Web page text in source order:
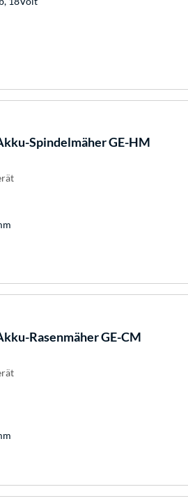
Spindelmäher GE-HM
Rasenmäher GE-CM